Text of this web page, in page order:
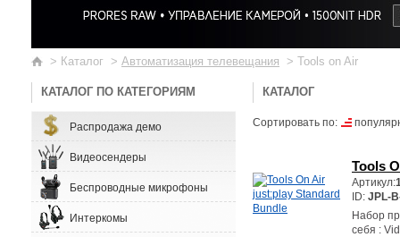
> Каталог > Автоматизация телевещания > Tools on Air
КАТАЛОГ ПО КАТЕГОРИЯМ
Распродажа демо
Видеосендеры
Беспроводные микрофоны
Интеркомы
КАТАЛОГ
Сортировать по:
Tools
Артикул:
ID: JPL-
Набор
себя :